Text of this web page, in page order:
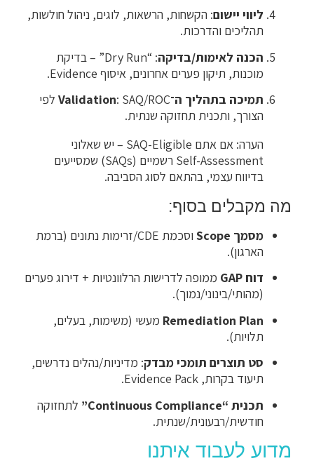
ליווי יישום: הקשחות, הרשאות, לוגים, ניהול חולשות,
תהליכים והדרכות.
הכנה לאימות/בדיקה
: “Dry Run” – בדיקת
מוכנות, תיקון פערים אחרונים, איסוף Evidence.
תמיכה בתהליך ה־Validation
: SAQ/ROC לפי
הצורך, ותכנית תחזוקה שנתית.
הערה: אם אתם SAQ-Eligible – יש שאלוני
Self-Assessment רשמיים (SAQs) שמסייעים
בדיווח עצמי, בהתאם לסוג הסביבה.
מה מקבלים בסוף:
מסמך Scope
וסכמת CDE/זרימות נתונים (ברמת
הארגון).
דוח GAP
ממופה לדרישות הרלוונטיות + דירוג פערים
(מהותי/בינוני/נמוך).
Remediation Plan מעשי (משימות, בעלים,
תלויות).
סט תוצרים תומכי מבדק: מדיניות/נהלים נדרשים,
תיעוד בקרות, Evidence Pack.
תכנית “Continuous Compliance”
לתחזוקה
חודשית/רבעונית/שנתית.
מדוע לעבוד איתנו